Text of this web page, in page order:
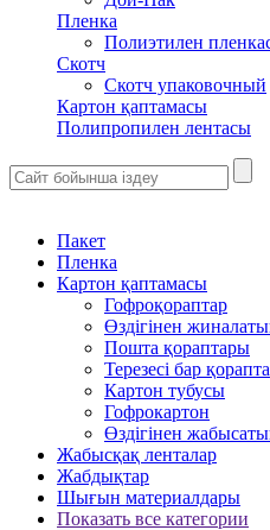
Пленка
Полиэтилен
Скотч
Скотч упаковочный
Картон қаптамасы
Полипропилен лентасы
Пакет
Пленка
Картон қаптамасы
Гофроқораптар
Өздігінен
Пошта қораптары
Терезесі бар
Картон тубусы
Гофрокартон
Өздігінен
Жабысқақ ленталар
Жабдықтар
Шығын материалдары
Показать все категории